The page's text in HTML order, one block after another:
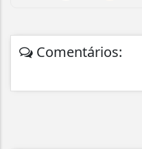
Comentários: